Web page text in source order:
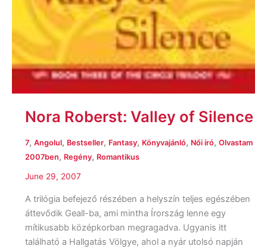
Nora Roberst: Valley of Silence
7, Angolul, Bestseller, Fantasy, Könyvajánló, Női író, Olvastam
2007ben, Regény, Romantikus
June 29, 2007
A trilógia befejező részében a helyszín teljes egészében
áttevődik Geall-ba, ami mintha Írország lenne egy
mítikusabb középkorban megragadva. Ugyanis itt
található a Hallgatás Völgye, ahol a nyár utolsó napján